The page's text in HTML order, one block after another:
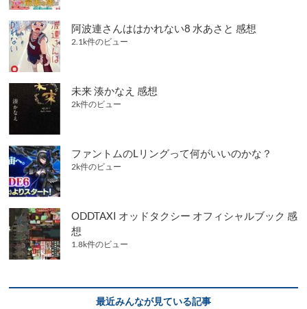
阿波連さんははかれない8 水あさと 感想
2.1k件のビュー
未来 湊かなえ 感想
2k件のビュー
ファントムのLリングって何がいいのかな？
2k件のビュー
ODDTAXI オッドタクシー オフィシャルブック 感
想
1.8k件のビュー
最近みんなが見ている記事